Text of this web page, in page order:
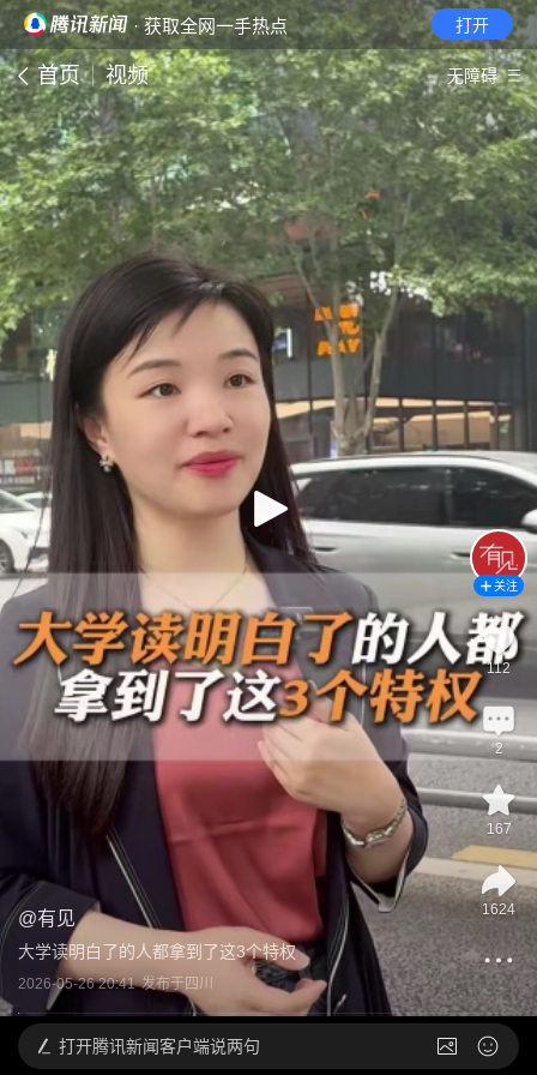
· 获取全网一手热点 打开
首页 视频 无障碍
@有见
大学读明白了的人都拿到了这3个特权
2026-05-26 20:41 发布于四川
关注
112
2
167
1624
打开腾讯新闻客户端说两句